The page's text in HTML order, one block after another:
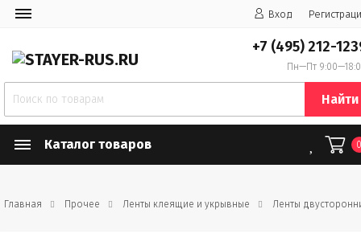
Вход
+7 (495) 212-
Пн—Пт
Найти
Каталог товаров
Главная Прочее Ленты клеящие и укрывные Ленты